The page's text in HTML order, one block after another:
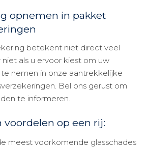
opnemen in pakket
betekent niet direct veel
als u ervoor kiest om uw
nemen in onze aantrekkelijke
Bel ons gerust om
te informeren.
voordelen op een rij:
meest voorkomende glasschades